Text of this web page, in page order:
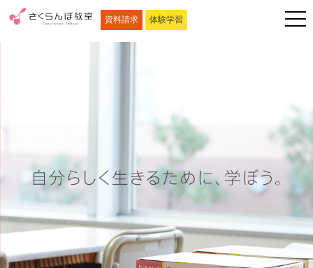
資料請求 体験学習